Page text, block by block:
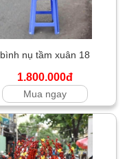
bình nụ tầm xuân 18
1.800.000đ
Mua ngay